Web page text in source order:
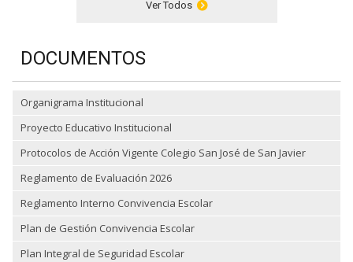
Ver Todos
DOCUMENTOS
Organigrama Institucional
Proyecto Educativo Institucional
Protocolos de Acción Vigente Colegio San José de San Javier
Reglamento de Evaluación 2026
Reglamento Interno Convivencia Escolar
Plan de Gestión Convivencia Escolar
Plan Integral de Seguridad Escolar